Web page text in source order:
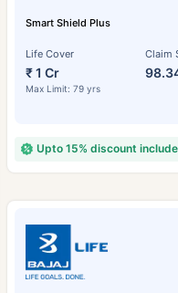
Smart Shield Plus
Life Cover
₹ 1 Cr
Max Limit: 79 yrs
Claim
Upto 15% discount